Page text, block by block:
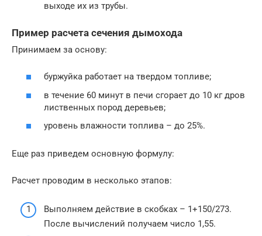
выходе их из трубы.
Пример расчета сечения дымохода
Принимаем за основу:
буржуйка работает на твердом топливе;
в течение 60 минут в печи сгорает до 10 кг дров
лиственных пород деревьев;
уровень влажности топлива – до 25%.
Еще раз приведем основную формулу:
Расчет проводим в несколько этапов:
Выполняем действие в скобках – 1+150/273.
После вычислений получаем число 1,55.